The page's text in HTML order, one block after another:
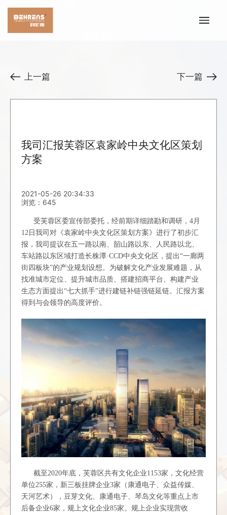
上一篇 下一篇
我司汇报芙蓉区袁家岭中央文化区策划
方案
2021-05-26 20:34:33
浏览：645
受芙蓉区委宣传部委托，经前期详细踏勘和调研，4月
12 日我司对《袁家岭中央文化区策划方案》进行了初步汇
报，我司提议在五一路以南、韶山路以东、人民路以北、
车站路以东区域打造长株潭·CCD中央文化区，提出“一廊两
街四板块”的产业规划设想。为破解文化产业发展难题，从
找准城市定位、提升城市品质、搭建招商平台、构建产业
生态方面提出“七大抓手”进行建链补链强链延链。汇报方案
得到与会领导的高度评价。
截至 2020年底，芙蓉区共有文化企业1153家，文化经营
单位255家，新三板挂牌企业3家（康通电子、众益传媒、
天河艺术），豆芽文化、康通电子、琴岛文化等重点上市
后备企业6家，规上文化企业85家。规上企业实现营收